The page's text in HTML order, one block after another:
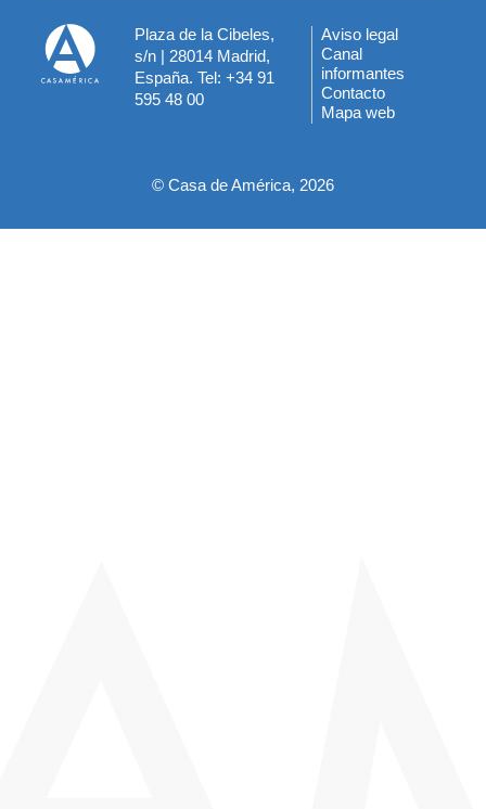
Plaza de la Cibeles,
s/n | 28014 Madrid,
España. Tel: +34 91
595 48 00
Menú
del
pie
Aviso legal
Canal
informantes
Contacto
Mapa web
© Casa de América, 2026